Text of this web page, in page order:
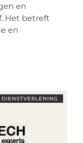
en
Het betreft
en
DIENSTVERLENING